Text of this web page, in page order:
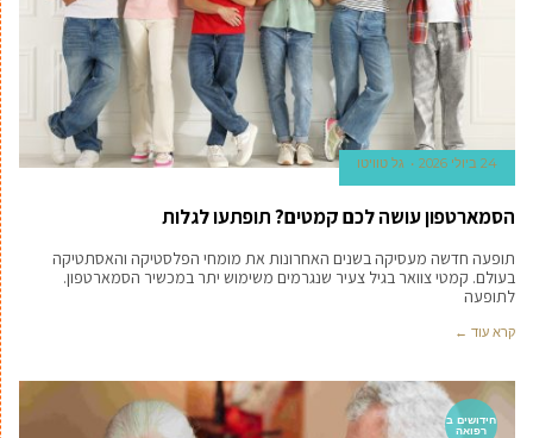
24 ביולי 2026 גל טוויטו
הסמארטפון עושה לכם קמטים? תופתעו לגלות
תופעה חדשה מעסיקה בשנים האחרונות את מומחי הפלסטיקה והאסתטיקה
בעולם. קמטי צוואר בגיל צעיר שנגרמים משימוש יתר במכשיר הסמארטפון.
לתופעה
קרא עוד ←
חידושים ב
רפואה